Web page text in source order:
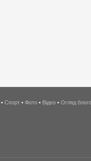
• Спорт • Фото • Відео • Огляд